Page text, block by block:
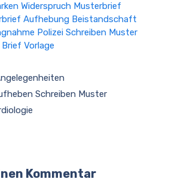
Widerspruch Musterbrief
Aufhebung Beistandschaft
Polizei Schreiben Muster
Brief Vorlage
Schreiben Muster
Kommentar